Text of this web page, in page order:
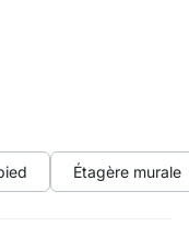
Étagère murale